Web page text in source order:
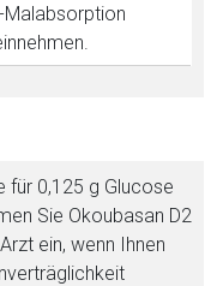
für 0,125 g Glucose
Sie Okoubasan D2
ein, wenn Ihnen